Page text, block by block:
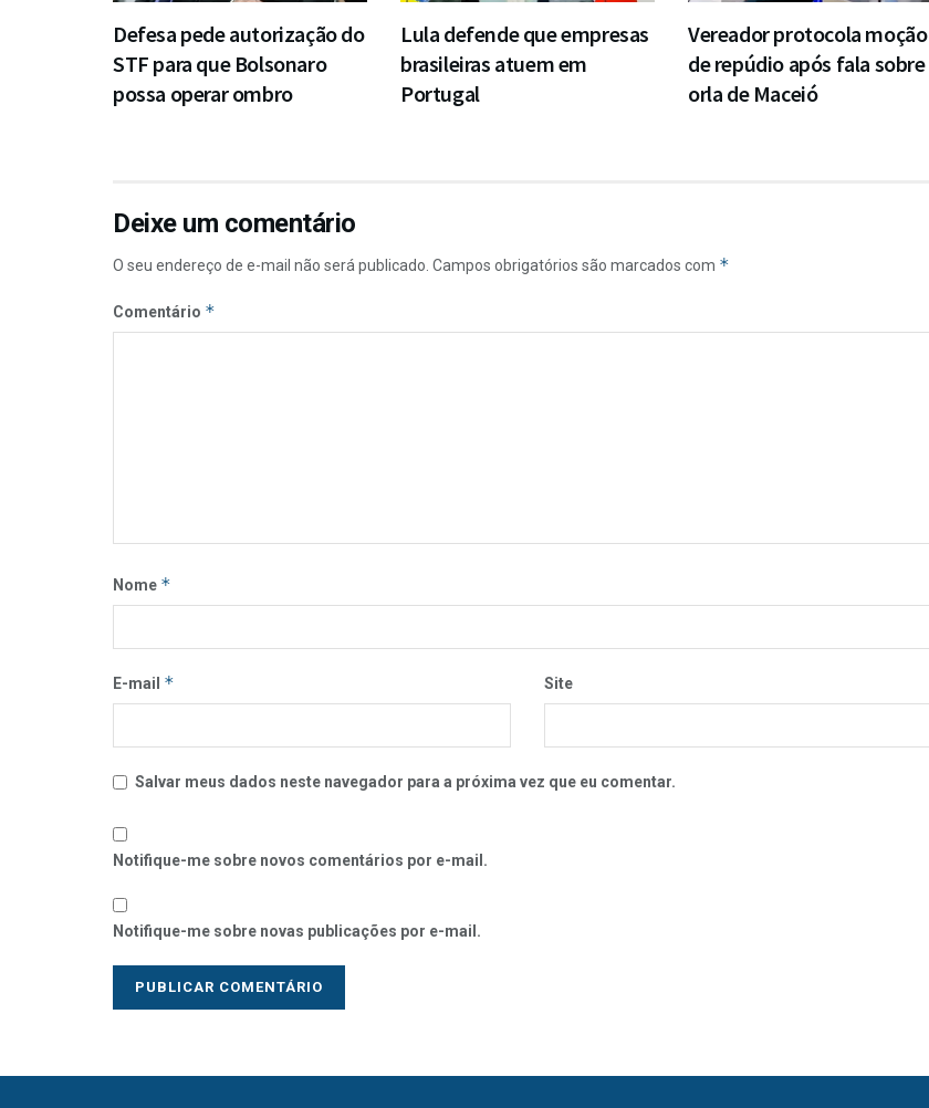
Defesa pede autorização do
STF para que Bolsonaro
possa operar ombro
Lula defende que empresas
brasileiras atuem em
Portugal
Vereador protocola moção
de repúdio após fala sobre
orla de Maceió
Deixe um comentário
O seu endereço de e-mail não será publicado. Campos obrigatórios são marcados com *
Comentário *
Nome *
E-mail * Site
Salvar meus dados neste navegador para a próxima vez que eu comentar.
Notifique-me sobre novos comentários por e-mail.
Notifique-me sobre novas publicações por e-mail.